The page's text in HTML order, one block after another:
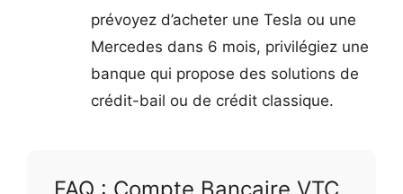
prévoyez d’acheter une Tesla ou une
Mercedes dans 6 mois, privilégiez une
banque qui propose des solutions de
crédit-bail ou de crédit classique.
FAQ : Compte Bancaire VTC